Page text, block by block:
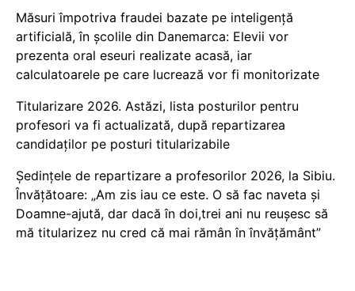
Măsuri împotriva fraudei bazate pe inteligență
artificială, în școlile din Danemarca: Elevii vor
prezenta oral eseuri realizate acasă, iar
calculatoarele pe care lucrează vor fi monitorizate
Titularizare 2026. Astăzi, lista posturilor pentru
profesori va fi actualizată, după repartizarea
candidaților pe posturi titularizabile
Ședințele de repartizare a profesorilor 2026, la Sibiu.
Învățătoare: „Am zis iau ce este. O să fac naveta și
Doamne-ajută, dar dacă în doi,trei ani nu reușesc să
mă titularizez nu cred că mai rămân în învățământ”